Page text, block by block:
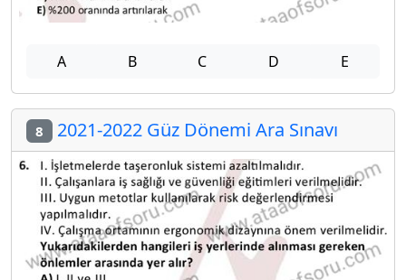
A B C D E
8 2021-2022 Güz Dönemi Ara Sınavı